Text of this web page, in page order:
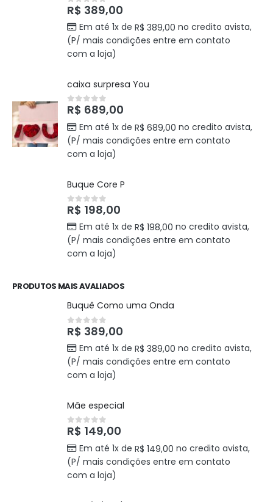
0out of 5
R$ 389,00
Em até 1x de R$ 389,00 no credito avista,
(P/ mais condições entre em contato
com a loja)
caixa surpresa You
0out of 5
R$ 689,00
Em até 1x de R$ 689,00 no credito avista,
(P/ mais condições entre em contato
com a loja)
Buque Core P
0out of 5
R$ 198,00
Em até 1x de R$ 198,00 no credito avista,
(P/ mais condições entre em contato
com a loja)
PRODUTOS MAIS AVALIADOS
Buquê Como uma Onda
0out of 5
R$ 389,00
Em até 1x de R$ 389,00 no credito avista,
(P/ mais condições entre em contato
com a loja)
Mãe especial
0out of 5
R$ 149,00
Em até 1x de R$ 149,00 no credito avista,
(P/ mais condições entre em contato
com a loja)